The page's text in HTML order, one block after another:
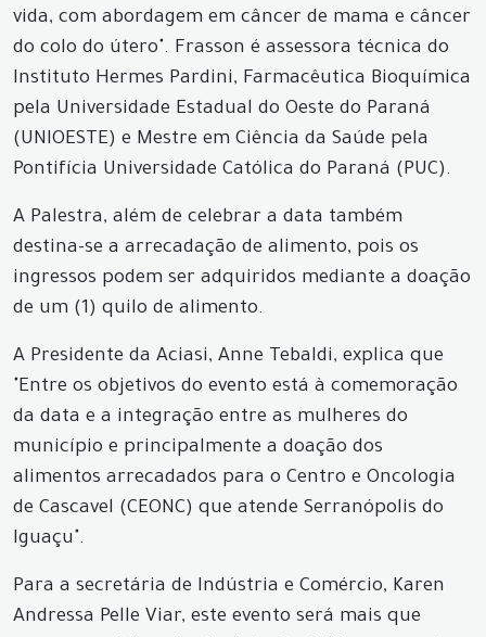
vida, com abordagem em câncer de mama e câncer
do colo do útero". Frasson é assessora técnica do
Instituto Hermes Pardini, Farmacêutica Bioquímica
pela Universidade Estadual do Oeste do Paraná
(UNIOESTE) e Mestre em Ciência da Saúde pela
Pontifícia Universidade Católica do Paraná (PUC).
A Palestra, além de celebrar a data também
destina-se a arrecadação de alimento, pois os
ingressos podem ser adquiridos mediante a doação
de um (1) quilo de alimento.
A Presidente da Aciasi, Anne Tebaldi, explica que
"Entre os objetivos do evento está à comemoração
da data e a integração entre as mulheres do
município e principalmente a doação dos
alimentos arrecadados para o Centro e Oncologia
de Cascavel (CEONC) que atende Serranópolis do
Iguaçu".
Para a secretária de Indústria e Comércio, Karen
Andressa Pelle Viar, este evento será mais que